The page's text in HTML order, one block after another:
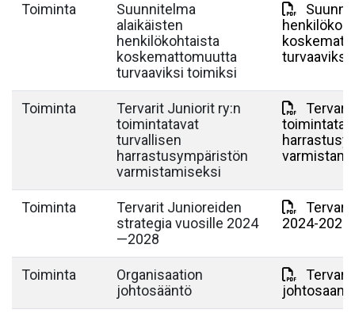
Toiminta
Suunnitelma
alaikäisten
henkilökohtaista
koskemattomuutta
turvaaviksi toimiksi
turvaaviksi
Toiminta
Tervarit Juniorit ry:n
toimintatavat
turvallisen
harrastusympäristön
varmistamiseksi
Toiminta
Tervarit Junioreiden
strategia vuosille 2024
—2028
2024-
Toiminta
Organisaation
johtosääntö